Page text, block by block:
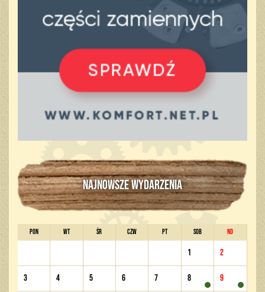
NAJNOWSZE WYDARZENIA
PON WT ŚR CZW PT SOB ND
1 2
3 4 5 6 7 8 9